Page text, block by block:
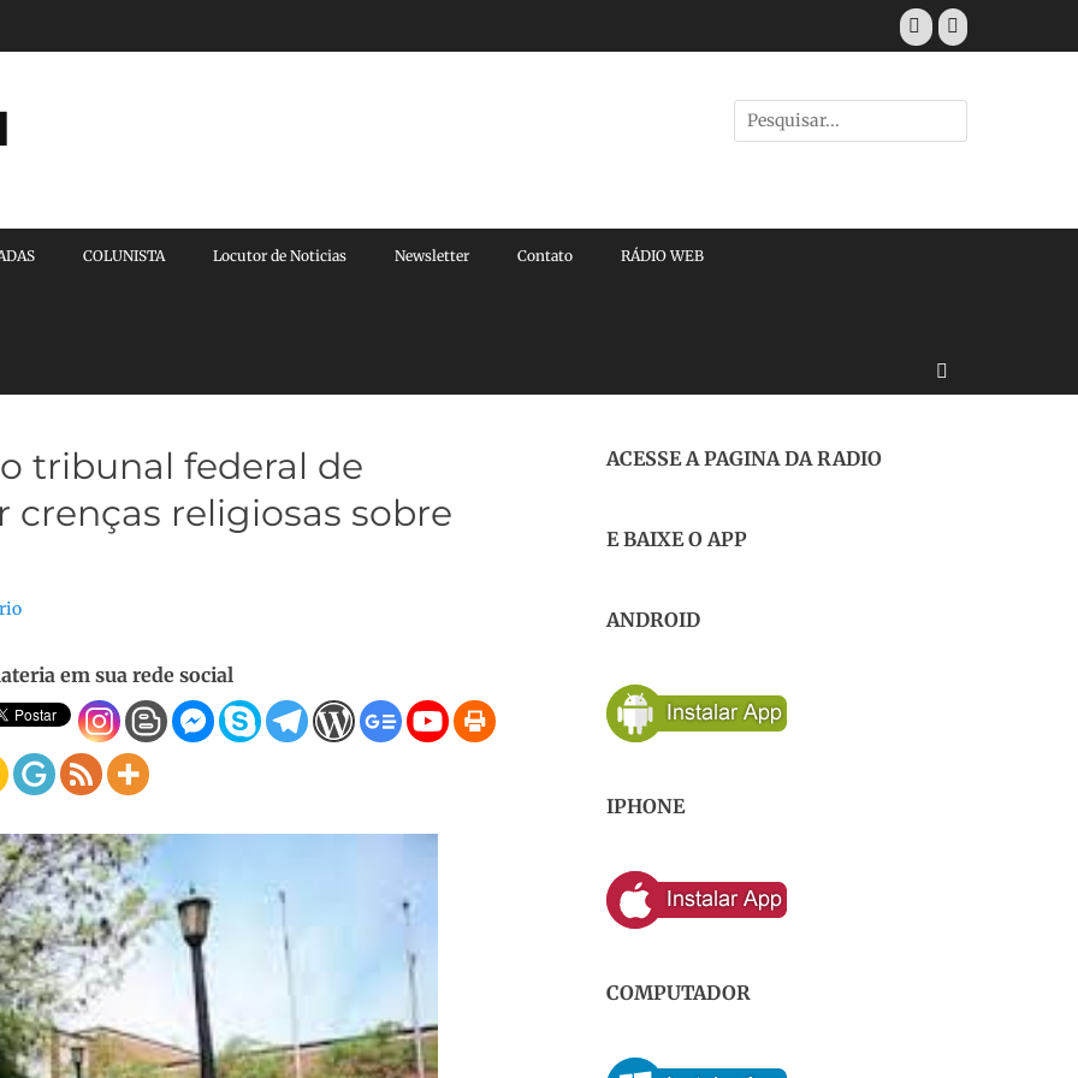
Facebook
E-
mail
Pesquisar
por:
COLUNISTA Locutor de Noticias Newsletter Contato RÁDIO WEB
tribunal federal de
crenças religiosas sobre
em sua rede social
ACESSE A PAGINA DA RADIO
E BAIXE O APP
ANDROID
IPHONE
COMPUTADOR